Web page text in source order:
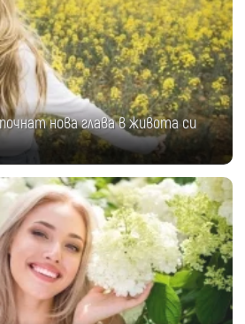
нова глава в живота си